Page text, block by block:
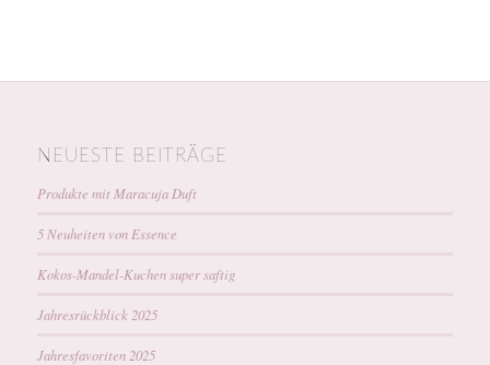
NEUESTE BEITRÄGE
Produkte mit Maracuja Duft
5 Neuheiten von Essence
Kokos-Mandel-Kuchen super saftig
Jahresrückblick 2025
Jahresfavoriten 2025